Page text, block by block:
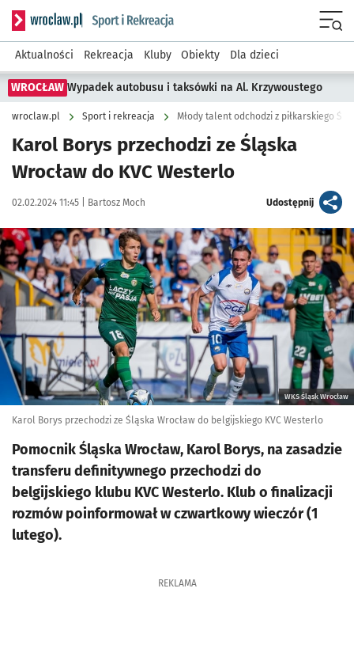
Serwis informacyjny wroclaw.pl podserwis: Sport i rekreacja
Aktualności Rekreacja Kluby Obiekty Dla dzieci
WROCŁAW Wypadek autobusu i taksówki na Al. Krzywoustego
wroclaw.pl Sport i rekreacja Młody talent odchodzi z piłkarskiego
Karol Borys przechodzi ze Śląska
Wrocław do KVC Westerlo
Data publikacji:
02.02.2024 11:45 | Autor:
Bartosz Moch Udostępnijartykuł
Kliknij, aby powiększyć
WKS Śląsk Wrocław
Karol Borys przechodzi ze Śląska Wrocław do belgijskiego KVC Westerlo
Pomocnik Śląska Wrocław, Karol Borys, na zasadzie
transferu definitywnego przechodzi do
belgijskiego klubu KVC Westerlo. Klub o finalizacji
rozmów poinformował w czwartkowy wieczór (1
lutego).
REKLAMA